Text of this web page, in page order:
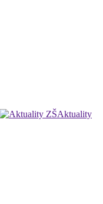
Aktuality